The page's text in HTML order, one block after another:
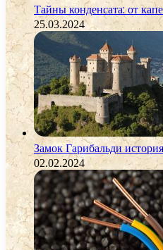
Тайны конденсата: от
25.03.2024
Замок Гарибальди
02.02.2024